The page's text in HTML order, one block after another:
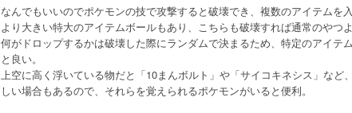
なんでもいいのでポケモンの技で攻撃すると破壊でき、複数のアイテムを
より大きい特大のアイテムボールもあり、こちらも破壊すれば通常のやつ
何がドロップするかは破壊した際にランダムで決まるため、特定のアイテ
と良い。
上空に高く浮いている物だと「10まんボルト」や「サイコキネシス」な
しい場合もあるので、それらを覚えられるポケモンがいると便利。